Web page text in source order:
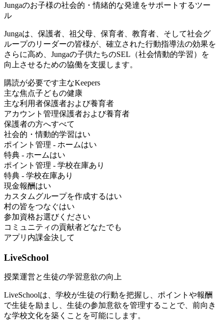
Jungaのお子様の社会的・情緒的な発達をサポートするツー
ル
Jungaは、保護者、祖父母、保育者、教育者、そして社会グ
ループのリーダーの皆様が、確立された行動指導法の効果を
さらに高め、Jungaの子供たちのSEL（社会情動的学習）を
向上させるための協働を支援します。
購読が必要です主なKeepers
主な焦点子どもの健康
主な利用者保護者および養育者
アカウント管理保護者および養育者
保護者の方へすべて
社会的・情動的学習はい
ポイント管理 - ホームはい
特典 - ホームはい
ポイント管理 - 学校在庫あり
特典 - 学校在庫あり
現金報酬はい
カスタムグループを作成するはい
村の皆をつなぐはい
参加資格お選びください
コミュニティの貢献者どなたでも
アプリ内課金決して
LiveSchool
授業運営と生徒の学習意欲の向上
LiveSchoolは、学校が生徒の行動を把握し、ポイントや報酬
で生徒を励まし、生徒の参加意欲を管理することで、前向き
な学校文化を築くことを可能にします。